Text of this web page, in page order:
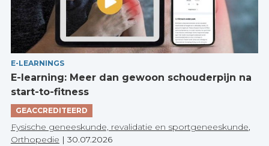
E-LEARNINGS
E-learning: Meer dan gewoon schouderpijn na
start-to-fitness
GEACCREDITEERD
Fysische geneeskunde, revalidatie en sportgeneeskunde
Orthopedie | 30.07.2026